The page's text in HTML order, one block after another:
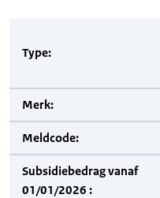
Type:
Merk:
Meldcode:
Subsidiebedrag vanaf
01/01/2026 :